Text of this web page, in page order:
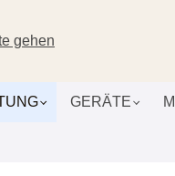
GERÄTE